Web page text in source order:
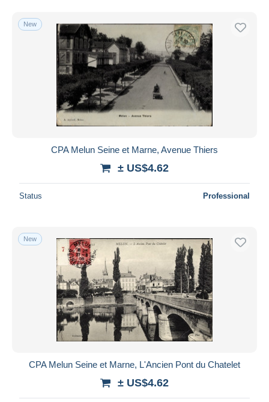
New
CPA Melun Seine et Marne, Avenue Thiers
± US$4.62
Status Professional
New
CPA Melun Seine et Marne, L'Ancien Pont du Chatelet
± US$4.62